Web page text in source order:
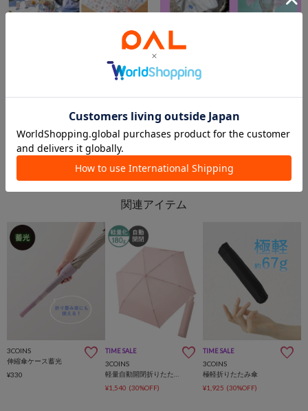
2026.05.28
3COINS
伸縮傘ケース蓄光
¥330
TIME SALE
3COINS
¥1,540 (30%OFF)
TIME SALE
3COINS
極軽折りたたみ傘
¥1,925 (30%OFF)